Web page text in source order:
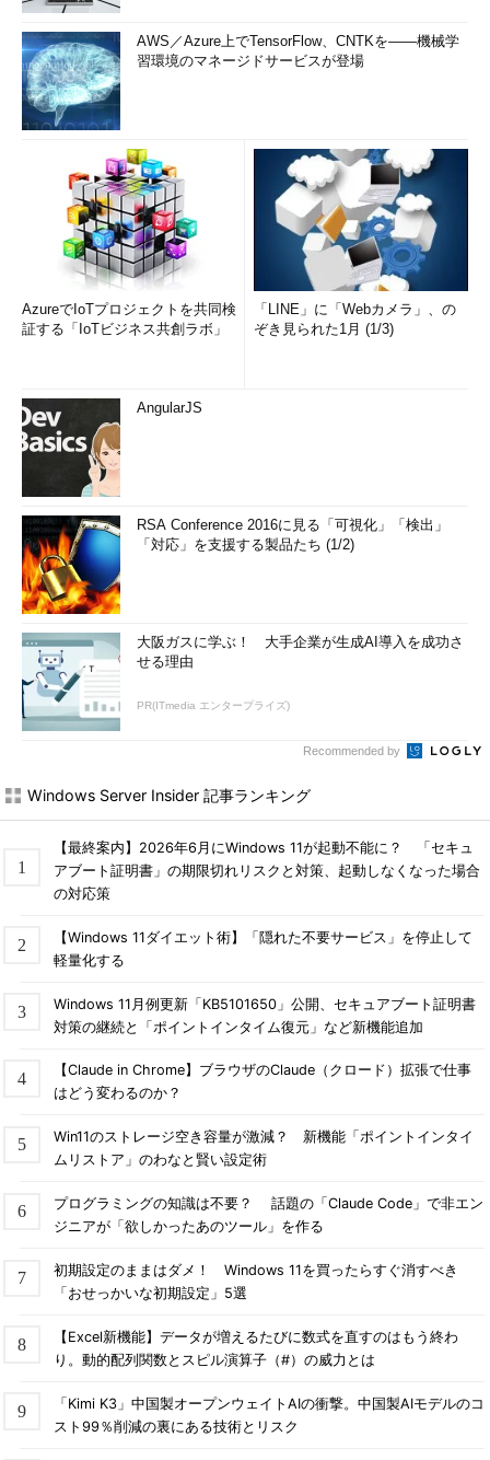
AWS／Azure上でTensorFlow、CNTKを――機械学
習環境のマネージドサービスが登場
AzureでIoTプロジェクトを共同検
証する「IoTビジネス共創ラボ」
「LINE」に「Webカメラ」、の
ぞき見られた1月 (1/3)
AngularJS
RSA Conference 2016に見る「可視化」「検出」
「対応」を支援する製品たち (1/2)
大阪ガスに学ぶ！ 大手企業が生成AI導入を成功さ
せる理由
PR(ITmedia エンタープライズ)
Recommended by
Windows Server Insider 記事ランキング
【最終案内】2026年6月にWindows 11が起動不能に？ 「セキュ
アブート証明書」の期限切れリスクと対策、起動しなくなった場合
の対応策
【Windows 11ダイエット術】「隠れた不要サービス」を停止して
軽量化する
Windows 11月例更新「KB5101650」公開、セキュアブート証明書
対策の継続と「ポイントインタイム復元」など新機能追加
【Claude in Chrome】ブラウザのClaude（クロード）拡張で仕事
はどう変わるのか？
Win11のストレージ空き容量が激減？ 新機能「ポイントインタイ
ムリストア」のわなと賢い設定術
プログラミングの知識は不要？ 話題の「Claude Code」で非エン
ジニアが「欲しかったあのツール」を作る
初期設定のままはダメ！ Windows 11を買ったらすぐ消すべき
「おせっかいな初期設定」5選
【Excel新機能】データが増えるたびに数式を直すのはもう終わ
り。動的配列関数とスピル演算子（#）の威力とは
「Kimi K3」中国製オープンウェイトAIの衝撃。中国製AIモデルのコ
スト99％削減の裏にある技術とリスク